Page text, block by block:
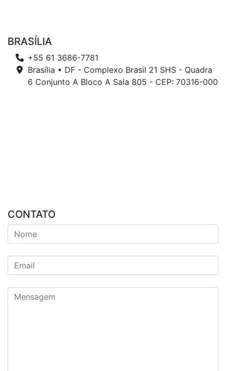
BRASÍLIA
+55 61 3686-7781
Brasília • DF - Complexo Brasil 21 SHS - Quadra
6 Conjunto A Bloco A Sala 805 - CEP: 70316-000
CONTATO